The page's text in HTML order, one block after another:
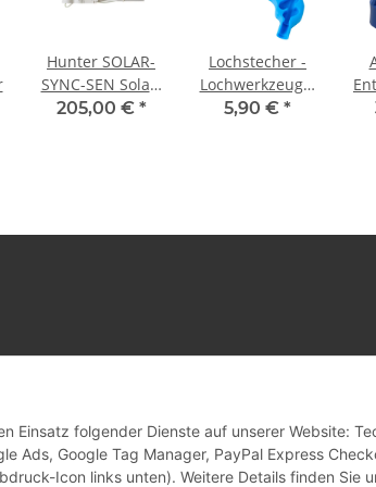
Einsatz folgender Dienste auf unserer Website:
Ads, Google Tag Manager, PayPal Express
Icon links unten). Weitere Details finden Sie
Hunter SOLAR-
SYNC-SEN Solar-
Sync Sensor
205,00 € *
Lochstecher -
Lochwerkzeug 3
mm für PE Rohr
5,90 € *